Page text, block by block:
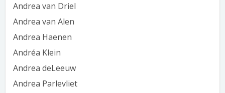
Andrea van Driel
Andrea van Alen
Andrea Haenen
Andréa Klein
Andrea deLeeuw
Andrea Parlevliet